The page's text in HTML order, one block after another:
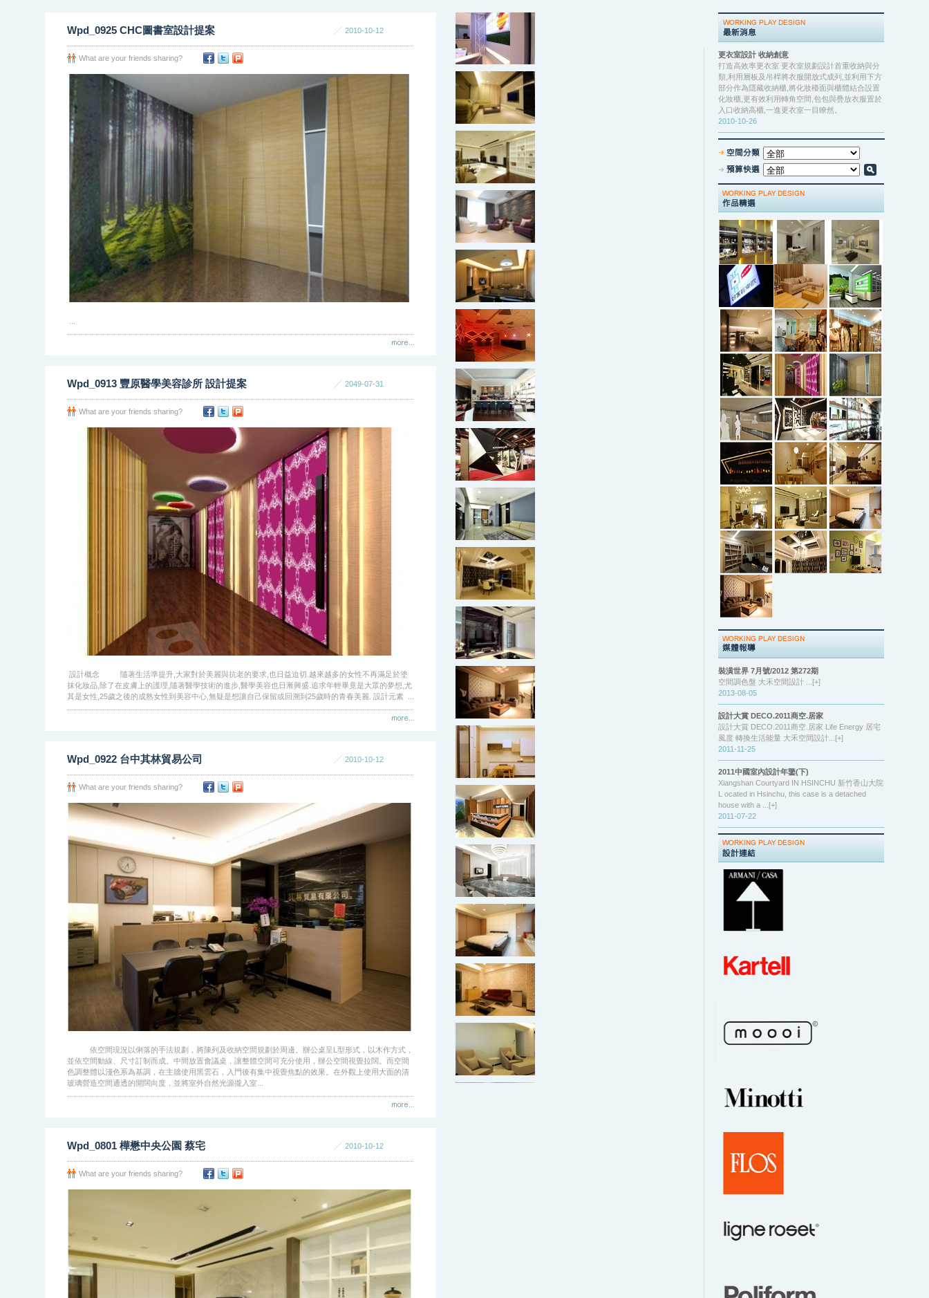
Wpd_0925 CHC圖書室設計提案 2010-10-12
What are your friends sharing?
Wpd_0913 豐原醫學美容診所 設計提案 2049-07-31
What are your friends sharing?
設計概念 隨著生活準提升,大家對於美麗與抗老的要求,也日益迫切.越來越多的女性不再滿足於塗
抹化妝品,除了在皮膚上的護理,隨著醫學技術的進步,醫學美容也日漸興盛.追求年輕畢竟是大眾的夢想,尤
其是女性,25歲之後的成熟女性到美容中心,無疑是想讓自己保留或回溯到25歲時的青春美麗. 設計元素 ...
Wpd_0922 台中其林貿易公司 2010-10-12
What are your friends sharing?
依空間現況以俐落的手法規劃，將陳列及收納空間規劃於周邊。辦公桌呈L型形式，以木作方式，
並依空間動線、尺寸訂制而成。中間放置會議桌，讓整體空間可充分使用，辦公空間視覺拉闊。而空間
色調整體以淺色系為基調，在主牆使用黑雲石，入門後有集中視覺焦點的效果。在外觀上使用大面的清
玻璃營造空間通透的開闊向度，並將室外自然光源攏入室...
Wpd_0801 樺懋中央公園 蔡宅 2010-10-12
What are your friends sharing?
更衣室設計 收納創意
打造高效率更衣室 更衣室規劃設計首重收納與分
類,利用層板及吊桿將衣服開放式成列,並利用下方
部分作為隱藏收納櫃,將化妝檯面與櫃體結合設置
化妝櫃,更有效利用轉角空間,包包與疊放衣服置於
入口收納高櫃,一進更衣室一目瞭然。
2010-10-26
裝潢世界 7月號/2012 第272期
空間調色盤 大禾空間設計 ...[+]
2013-08-05
設計大賞 DECO.2011商空.居家
設計大賞 DECO.2011商空.居家 Life Energy 居宅
風度 轉換生活能量 大禾空間設計...[+]
2011-11-25
2011中國室內設計年鑒(下)
Xiangshan Courtyard IN HSINCHU 新竹香山大院
L ocated in Hsinchu, this case is a detached
house with a ...[+]
2011-07-22